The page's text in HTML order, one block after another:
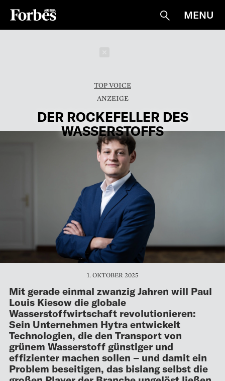
Suche
MENU
TOP VOICE
DER ROCKEFELLER DES
WASSERSTOFFS
1. OKTOBER 2025
Mit gerade einmal zwanzig Jahren will Paul
Louis Kiesow die globale
Wasserstoffwirtschaft revolutionieren:
Sein Unternehmen Hytra entwickelt
Technologien, die den Transport von
grünem Wasserstoff günstiger und
effizienter machen sollen – und damit ein
Problem beseitigen, das bislang selbst die